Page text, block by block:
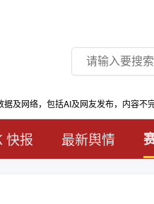
及网络，包括AI及网友发布，内容不
快报 最新舆情